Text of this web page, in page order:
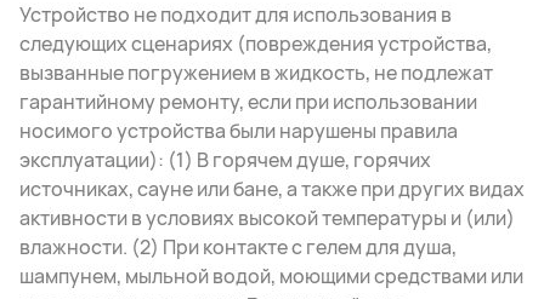
Устройство не подходит для использования в
следующих сценариях (повреждения устройства,
вызванные погружением в жидкость, не подлежат
гарантийному ремонту, если при использовании
носимого устройства были нарушены правила
эксплуатации): (1) В горячем душе, горячих
источниках, сауне или бане, а также при других видах
активности в условиях высокой температуры и (или)
влажности. (2) При контакте с гелем для душа,
шампунем, мыльной водой, моющими средствами или